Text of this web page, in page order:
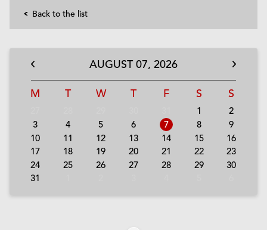
Back to the list
AUGUST07, 2026
M T W T F S S
1
2
3
4 5 6 7 8
9
10
11 12 13 14 15
16
17
18 19 20 21 22
23
24
25 26 27 28 29
30
31